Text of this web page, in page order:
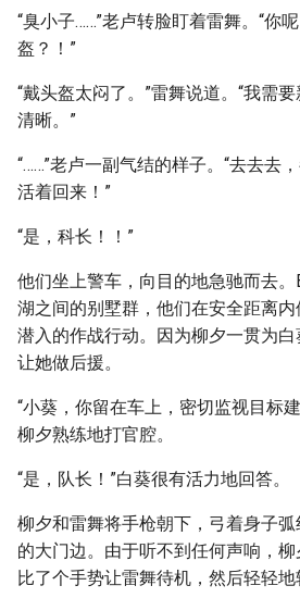
“臭小子……”老卢转脸盯着雷舞。“你
盔？！”
“戴头盔太闷了。”雷舞说道。“我需
清晰。”
“……”老卢一副气结的样子。“去去去
活着回来！”
“是，科长！！”
他们坐上警车，向目的地急驰而去
湖之间的别墅群，他们在安全距离
潜入的作战行动。因为柳夕一贯为
让她做后援。
“小葵，你留在车上，密切监视目标
柳夕熟练地打官腔。
“是，队长！”白葵很有活力地回答。
柳夕和雷舞将手枪朝下，弓着身子
的大门边。由于听不到任何声响，
比了个手势让雷舞待机，然后轻轻